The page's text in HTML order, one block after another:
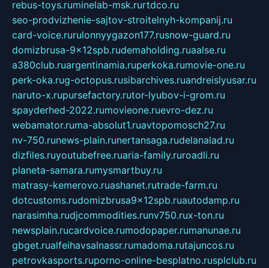
rebus-toys.ruminelab-msk.rurtdco.ru
seo-prodvizhenie-sajtov-stroitelnyh-kompanij.ru
card-voice.rurulonnyygazon177.rusnow-guard.ru
domizbrusa-9x12spb.rudemaholding.ruaalse.ru
a380club.ruargentinamia.ruperkoka.rumovie-one.ru
perk-oka.rug-octopus.rusibarchives.ruandreislyusar.ru
naruto-x.rupursefactory.rutor-lyubov-i-grom.ru
spayderhed-2022.rumovieone.ruevro-dez.ru
webamator.ruma-absolut1.ruavtopomosch27.ru
nv-750.runews-plain.runertansaga.rudelanalad.ru
dizfiles.ruyoutubefree.ruaria-family.ruroadli.ru
planeta-samara.rumysmartbuy.ru
matrasy-kemerovo.ruashanet.rutrade-farm.ru
dotcustoms.rudomizbrusa9x12spb.ruautodamp.ru
narasimha.rudjcommodities.runv750.rux-ton.ru
newsplain.rucardvoice.rumodopaper.rumanunae.ru
gbget.rualfeihavsalnassr.rumadoma.rutajuncos.ru
petrovkasports.ruporno-online-besplatno.rusplclub.ru